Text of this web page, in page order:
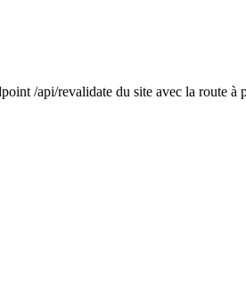
/api/revalidate du site avec la route à